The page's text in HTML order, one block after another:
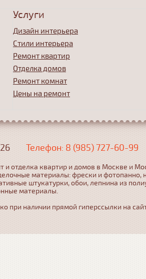
Услуги
Дизайн интерьера
Стили интерьера
Ремонт квартир
Отделка домов
Ремонт комнат
Цены на ремонт
Телефон: 8 (985) 727-60-99
отделка квартир и домов в Москве и
материалы: фрески и
штукатурки, обои, лепнина из
материалы.
при наличии прямой гиперссылки на